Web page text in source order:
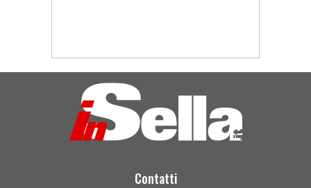
Contatti